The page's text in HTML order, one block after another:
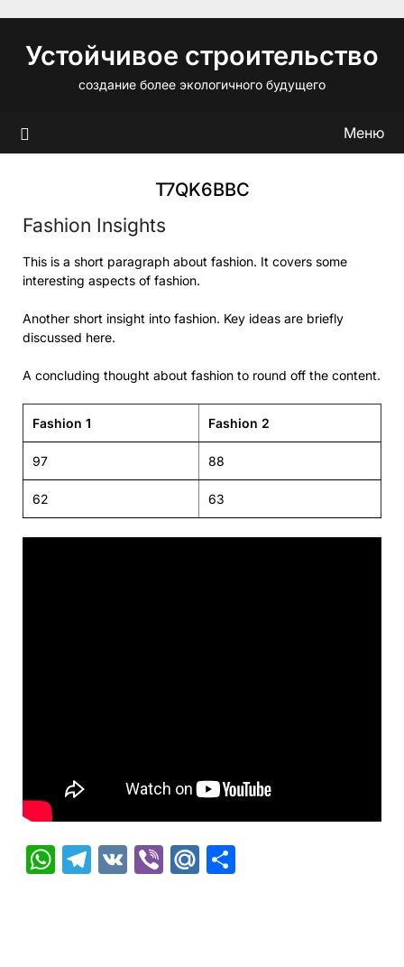
содержимому
Устойчивое строительство
создание более экологичного будущего
Меню
T7QK6BBC
Fashion Insights
This is a short paragraph about fashion. It covers some
interesting aspects of fashion.
Another short insight into fashion. Key ideas are briefly
discussed here.
A concluding thought about fashion to round off the content.
Fashion 1 Fashion 2
97 88
62 63
WhatsApp
Telegram
VK ViberMail.Ru